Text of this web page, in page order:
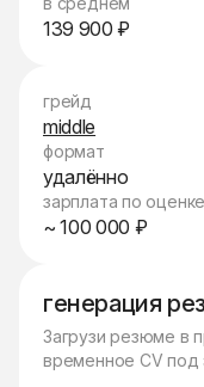
139 900 ₽
генерация
Загрузи резюме в
временное CV под
грейд
middle
формат
удалённо
зарплата по
~ 100 000 ₽